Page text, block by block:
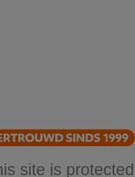
site is protected